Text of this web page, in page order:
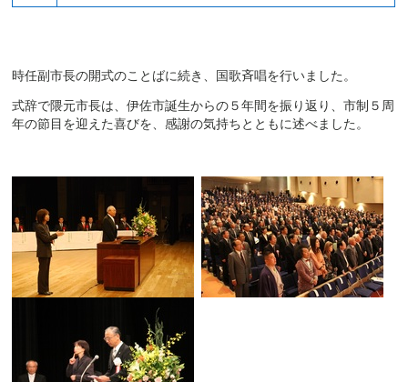
時任副市長の開式のことばに続き、国歌斉唱を行いました。
式辞で隈元市長は、伊佐市誕生からの５年間を振り返り、市制５周
年の節目を迎えた喜びを、感謝の気持ちとともに述べました。